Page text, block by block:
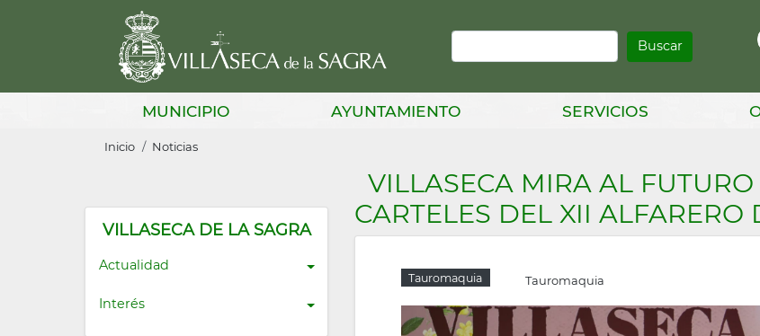
Buscar
MUNICIPIO AYUNTAMIENTO SERVICIOS
Sobrescribir
de
ayuda
a
la
Inicio Noticias
VILLASECA DE LA SAGRA
Actualidad
Interés
VILLASECA MIRA AL
CARTELES DEL XII ALFARERO
Tauromaquia Tauromaquia